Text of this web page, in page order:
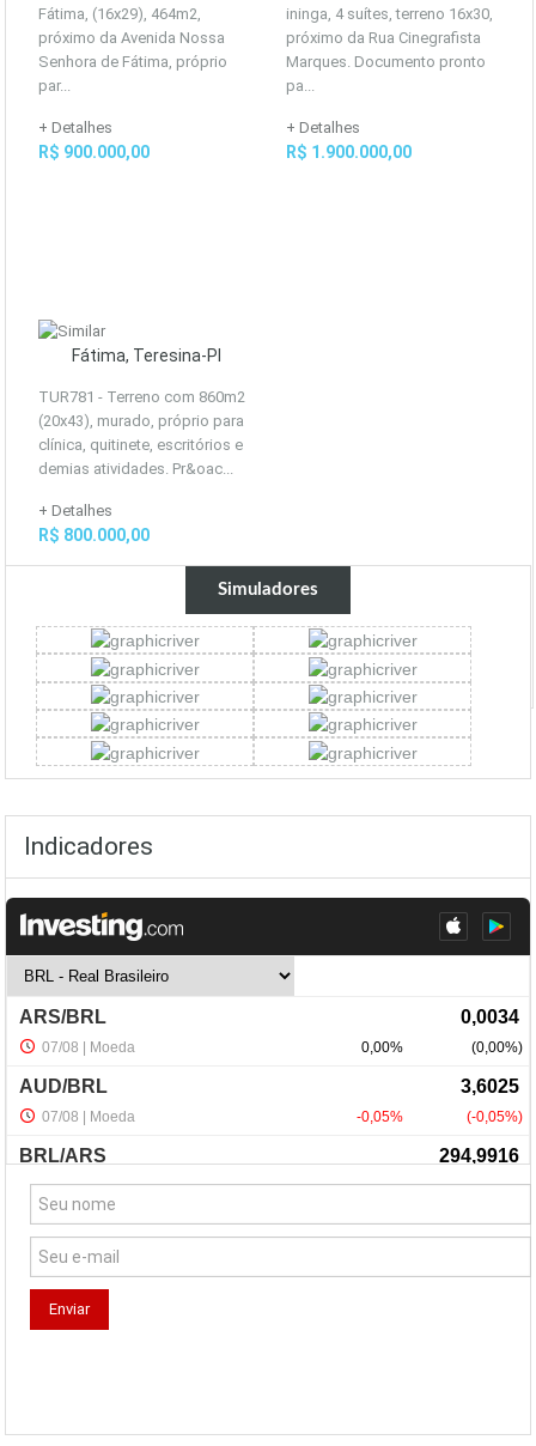
Fátima, (16x29), 464m2,
próximo da Avenida Nossa
Senhora de Fátima, próprio
par...
+ Detalhes
R$ 900.000,00
ininga, 4 suítes, terreno 16x30,
próximo da Rua Cinegrafista
Marques. Documento pronto
pa...
+ Detalhes
R$ 1.900.000,00
Fátima, Teresina-PI
TUR781 - Terreno com 860m2
(20x43), murado, próprio para
clínica, quitinete, escritórios e
demias atividades. Pr&oac...
+ Detalhes
R$ 800.000,00
Simuladores
Indicadores
NewsLetter